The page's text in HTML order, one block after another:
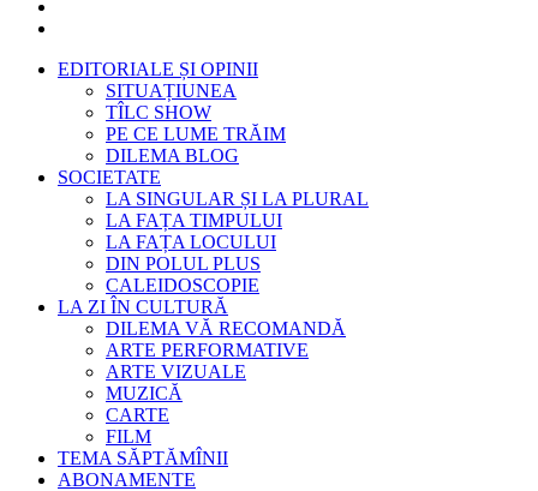
EDITORIALE ȘI OPINII
SITUAȚIUNEA
TÎLC SHOW
PE CE LUME TRĂIM
DILEMA BLOG
SOCIETATE
LA SINGULAR ȘI LA PLURAL
LA FAȚA TIMPULUI
LA FAȚA LOCULUI
DIN POLUL PLUS
CALEIDOSCOPIE
LA ZI ÎN CULTURĂ
DILEMA VĂ RECOMANDĂ
ARTE PERFORMATIVE
ARTE VIZUALE
MUZICĂ
CARTE
FILM
TEMA SĂPTĂMÎNII
ABONAMENTE